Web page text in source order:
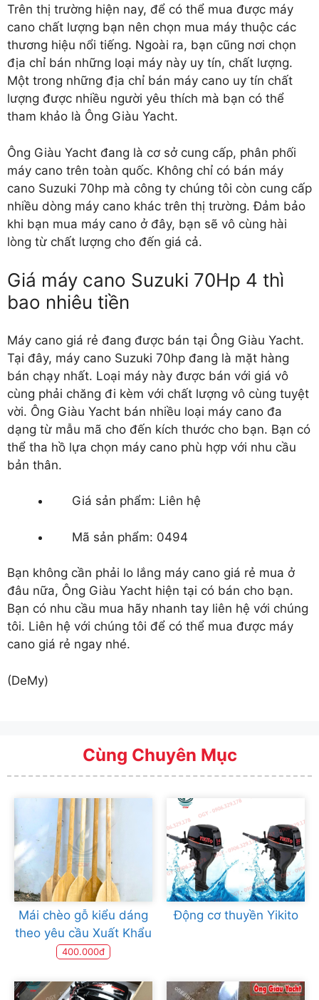
Trên thị trường hiện nay, để có thể mua được máy
cano chất lượng bạn nên chọn mua máy thuộc các
thương hiệu nổi tiếng. Ngoài ra, bạn cũng nơi chọn
địa chỉ bán những loại máy này uy tín, chất lượng.
Một trong những địa chỉ bán máy cano uy tín chất
lượng được nhiều người yêu thích mà bạn có thể
tham khảo là Ông Giàu Yacht.
Ông Giàu Yacht đang là cơ sở cung cấp, phân phối
máy cano trên toàn quốc. Không chỉ có bán máy
cano Suzuki 70hp mà công ty chúng tôi còn cung cấp
nhiều dòng máy cano khác trên thị trường. Đảm bảo
khi bạn mua máy cano ở đây, bạn sẽ vô cùng hài
lòng từ chất lượng cho đến giá cả.
Giá máy cano Suzuki 70Hp 4 thì
bao nhiêu tiền
Máy cano giá rẻ đang được bán tại Ông Giàu Yacht.
Tại đây, máy cano Suzuki 70hp đang là mặt hàng
bán chạy nhất. Loại máy này được bán với giá vô
cùng phải chăng đi kèm với chất lượng vô cùng tuyệt
vời. Ông Giàu Yacht bán nhiều loại máy cano đa
dạng từ mẫu mã cho đến kích thước cho bạn. Bạn có
thể tha hồ lựa chọn máy cano phù hợp với nhu cầu
bản thân.
Giá sản phẩm: Liên hệ
Mã sản phẩm: 0494
Bạn không cần phải lo lắng máy cano giá rẻ mua ở
đâu nữa, Ông Giàu Yacht hiện tại có bán cho bạn.
Bạn có nhu cầu mua hãy nhanh tay liên hệ với chúng
tôi. Liên hệ với chúng tôi để có thể mua được máy
cano giá rẻ ngay nhé.
(DeMy)
Cùng Chuyên Mục
Mái chèo gỗ kiểu dáng
theo yêu cầu Xuất Khẩu
400.000đ
Động cơ thuyền Yikito